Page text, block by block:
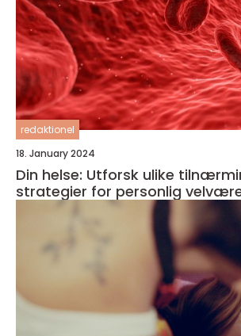
redaktionel
18. January 2024
Din helse: Utforsk ulike
strategier for personlig